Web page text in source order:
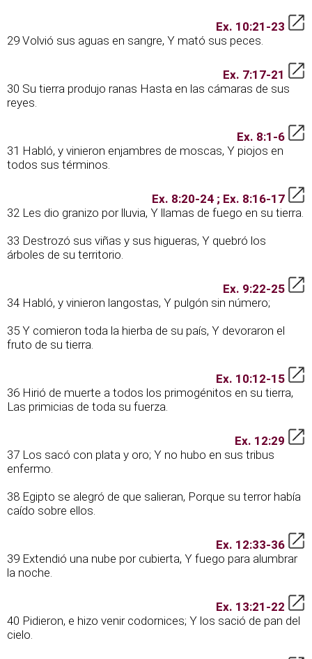
Ex. 10:21-23
29 Volvió sus aguas en sangre, Y mató sus peces.
Ex. 7:17-21
30 Su tierra produjo ranas Hasta en las cámaras de sus
reyes.
Ex. 8:1-6
31 Habló, y vinieron enjambres de moscas, Y piojos en
todos sus términos.
Ex. 8:20-24 ; Ex. 8:16-17
32 Les dio granizo por lluvia, Y llamas de fuego en su tierra.
33 Destrozó sus viñas y sus higueras, Y quebró los
árboles de su territorio.
Ex. 9:22-25
34 Habló, y vinieron langostas, Y pulgón sin número;
35 Y comieron toda la hierba de su país, Y devoraron el
fruto de su tierra.
Ex. 10:12-15
36 Hirió de muerte a todos los primogénitos en su tierra,
Las primicias de toda su fuerza.
Ex. 12:29
37 Los sacó con plata y oro; Y no hubo en sus tribus
enfermo.
38 Egipto se alegró de que salieran, Porque su terror había
caído sobre ellos.
Ex. 12:33-36
39 Extendió una nube por cubierta, Y fuego para alumbrar
la noche.
Ex. 13:21-22
40 Pidieron, e hizo venir codornices; Y los sació de pan del
cielo.